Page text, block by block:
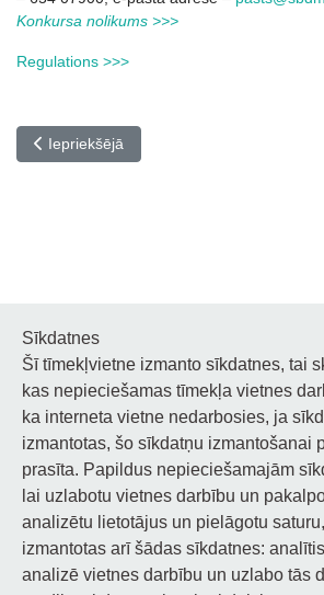
Konkursa nolikums >>>
Regulations >>>
Iepriekšējais raksts: VI Starptautiskais
Iepriekšējā
Noderīgi
Privātuma politika
Sīkdatņu privātuma politika
Piekļūstamība
Sīkdatnes
Šī tīmekļvietne izmanto sīkdatnes, tai
kas nepieciešamas tīmekļa vietnes
ka interneta vietne nedarbosies, ja
izmantotas, šo sīkdatņu izmantošanai
prasīta. Papildus nepieciešamajām
lai uzlabotu vietnes darbību un
analizētu lietotājus un pielāgotu
izmantotas arī šādas sīkdatnes:
analizē vietnes darbību un uzlabo tās